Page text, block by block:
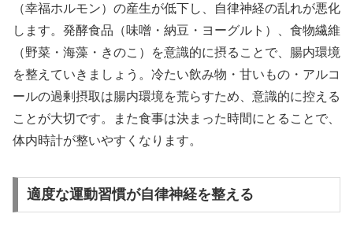
（幸福ホルモン）の産生が低下し、自律神経の乱れが悪化
します。発酵食品（味噌・納豆・ヨーグルト）、食物繊維
（野菜・海藻・きのこ）を意識的に摂ることで、腸内環境
を整えていきましょう。冷たい飲み物・甘いもの・アルコ
ールの過剰摂取は腸内環境を荒らすため、意識的に控える
ことが大切です。また食事は決まった時間にとることで、
体内時計が整いやすくなります。
適度な運動習慣が自律神経を整える